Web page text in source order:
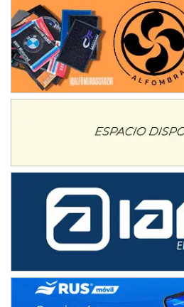
VICTORIENSE - F7
El Cerro (Tierra)
Victoria (Entre Ríos)
PATAGONICO - F6
Moto Club Reginense (Tierra)
Gral. E. Godoy (Río Negro)
Juventud Unida (Tierra)
NORESTE SANTAFESINO - F6
Ciudad de Avellaneda (Asfalto)
Avellaneda (Santa Fe)
SUR SANTAFESINO - F4
José Samuel Sánchez (Tierra)
Rufino (Santa Fe)
TUCUMANO - F5
Juan Navarro (Asfalto)